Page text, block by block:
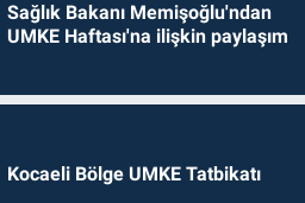
Sağlık Bakanı Memişoğlu'ndan
UMKE Haftası'na ilişkin paylaşım
Kocaeli Bölge UMKE Tatbikatı